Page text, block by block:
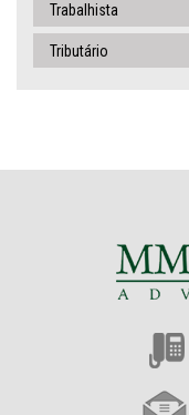
Trabalhista
Tributário